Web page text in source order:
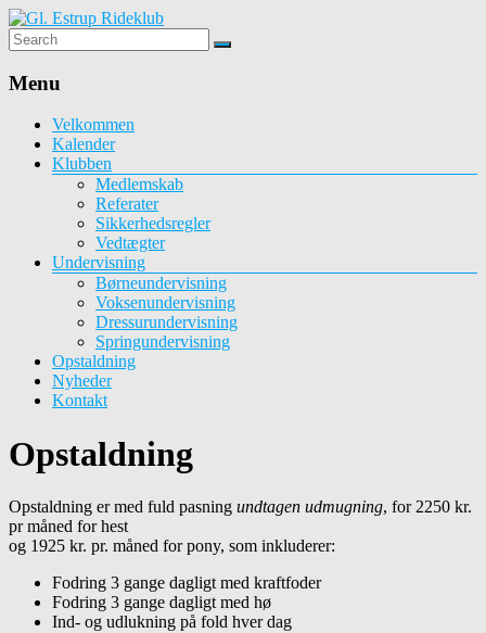
Gl.
Estrup
Rideklub
med
undervisning
opstaldning
Menu
Velkommen
Kalender
Klubben
Medlemskab
Referater
Sikkerhedsregler
Vedtægter
Undervisning
Børneundervisning
Voksenundervisning
Dressurundervisning
Springundervisning
Opstaldning
Nyheder
Kontakt
Opstaldning
Opstaldning er med fuld pasning undtagen udmugning, for 2250 kr.
pr måned for hest
og 1925 kr. pr. måned for pony, som inkluderer:
Fodring 3 gange dagligt med kraftfoder
Fodring 3 gange dagligt med hø
Ind- og udlukning på fold hver dag